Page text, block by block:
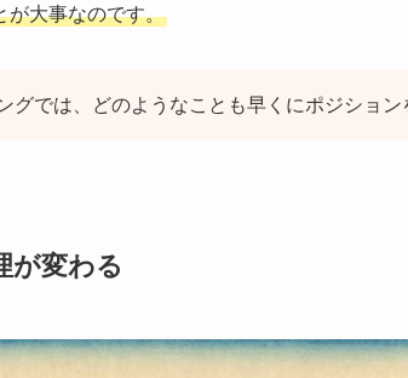
が大事なのです。
グでは、どのようなことも早くにポジション
が変わる